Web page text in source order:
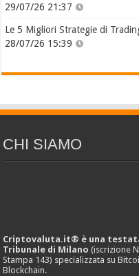
29/07/26 21:37
Le 5 Migliori Strategie di
28/07/26 15:39
CHI SIAMO
Criptovaluta.it® è una
Tribunale di Milano (iscrizione
Stampa 143) specializzata su
Blockchain.